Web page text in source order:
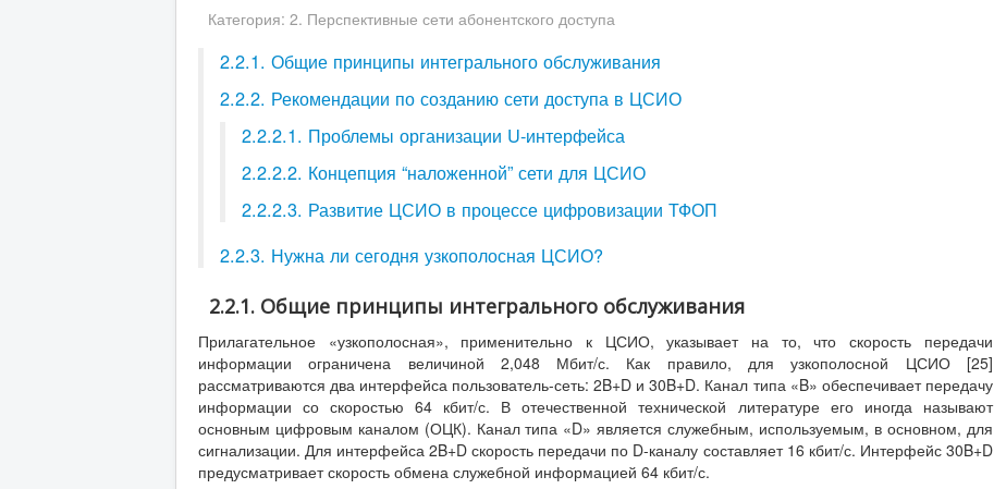
Категория: 2. Перспективные сети абонентского доступа
2.2.1. Общие принципы интегрального обслуживания
2.2.2. Рекомендации по созданию сети доступа в ЦСИО
2.2.2.1. Проблемы организации U-интерфейса
2.2.2.2. Концепция “наложенной” сети для ЦСИО
2.2.2.3. Развитие ЦСИО в процессе цифровизации ТФОП
2.2.3. Нужна ли сегодня узкополосная ЦСИО?
2.2.1. Общие принципы интегрального обслуживания
Прилагательное «узкополосная», применительно к ЦСИО, указывает на то, что скорость передачи
информации ограничена величиной 2,048 Мбит/с. Как правило, для узкополосной ЦСИО [25]
рассматриваются два интерфейса пользователь-сеть: 2B+D и 30B+D. Канал типа «B» обеспечивает передачу
информации со скоростью 64 кбит/с. В отечественной технической литературе его иногда называют
основным цифровым каналом (ОЦК). Канал типа «D» является служебным, используемым, в основном, для
сигнализации. Для интерфейса 2B+D скорость передачи по D-каналу составляет 16 кбит/с. Интерфейс 30B+D
предусматривает скорость обмена служебной информацией 64 кбит/с.